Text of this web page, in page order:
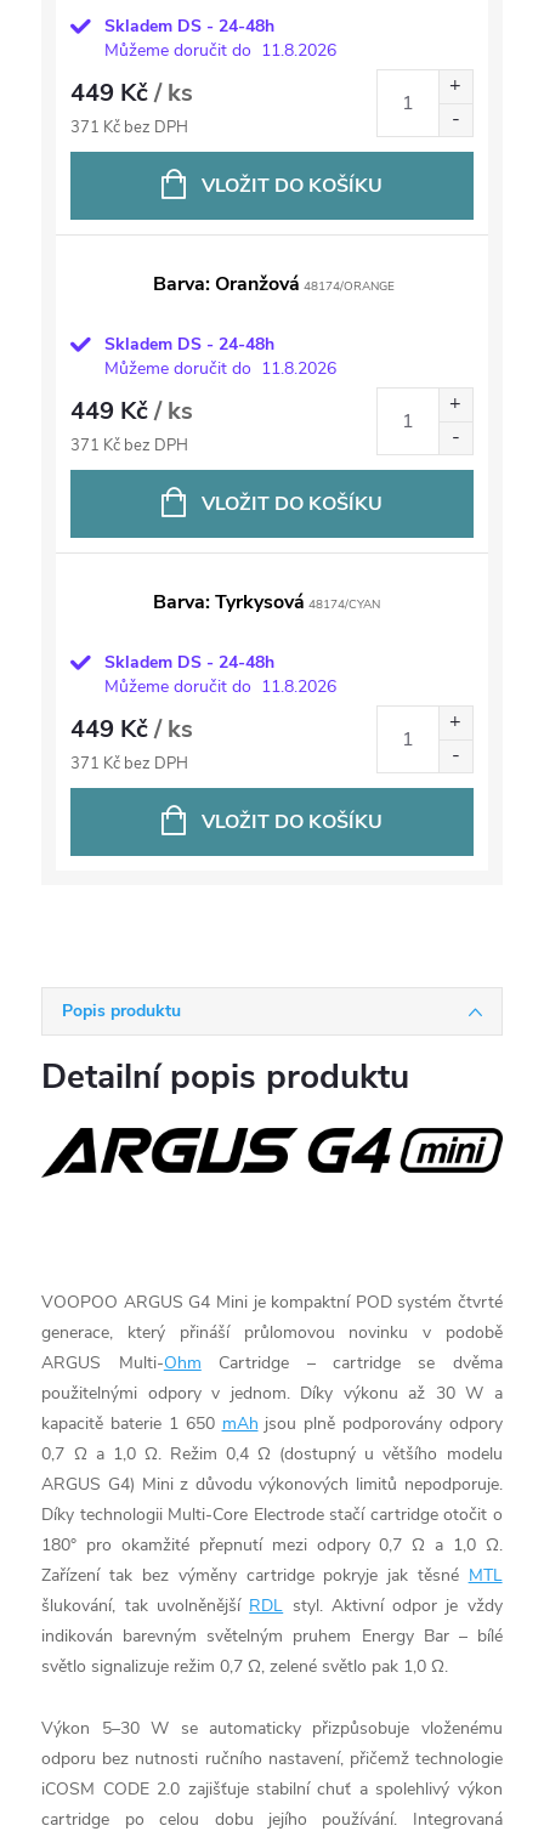
Skladem DS - 24-48h
Můžeme doručit do 11.8.2026
449 Kč/ ks
371 Kč bez DPH
VLOŽIT DO KOŠÍKU
Barva: Oranžová 48174/ORANGE
Skladem DS - 24-48h
Můžeme doručit do 11.8.2026
449 Kč/ ks
371 Kč bez DPH
VLOŽIT DO KOŠÍKU
Barva: Tyrkysová 48174/CYAN
Skladem DS - 24-48h
Můžeme doručit do 11.8.2026
449 Kč/ ks
371 Kč bez DPH
VLOŽIT DO KOŠÍKU
Popis produktu
Detailní popis produktu
VOOPOO ARGUS G4 Mini je kompaktní POD systém čtvrté
generace, který přináší průlomovou novinku v podobě
ARGUS Multi-Ohm Cartridge – cartridge se dvěma
použitelnými odpory v jednom. Díky výkonu až 30 W a
kapacitě baterie 1 650 mAh jsou plně podporovány odpory
0,7 Ω a 1,0 Ω. Režim 0,4 Ω (dostupný u většího modelu
ARGUS G4) Mini z důvodu výkonových limitů nepodporuje.
Díky technologii Multi-Core Electrode stačí cartridge otočit o
180° pro okamžité přepnutí mezi odpory 0,7 Ω a 1,0 Ω.
Zařízení tak bez výměny cartridge pokryje jak těsné MTL
šlukování, tak uvolněnější RDL styl. Aktivní odpor je vždy
indikován barevným světelným pruhem Energy Bar – bílé
světlo signalizuje režim 0,7 Ω, zelené světlo pak 1,0 Ω.
Výkon 5–30 W se automaticky přizpůsobuje vloženému
odporu bez nutnosti ručního nastavení, přičemž technologie
iCOSM CODE 2.0 zajišťuje stabilní chuť a spolehlivý výkon
cartridge po celou dobu jejího používání. Integrovaná